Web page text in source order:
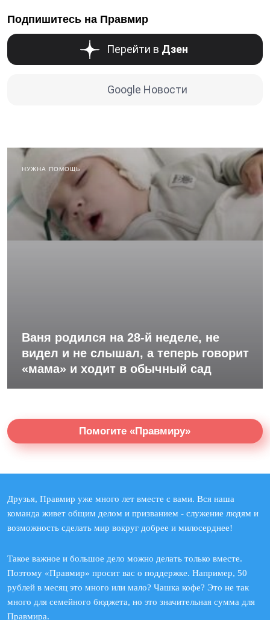
Подпишитесь на Правмир
Перейти в Дзен
Google Новости
НУЖНА ПОМОЩЬ
Ваня родился на 28-й неделе, не
видел и не слышал, а теперь говорит
«мама» и ходит в обычный сад
Помогите «Правмиру»
Друзья, Правмир уже много лет вместе с вами. Вся наша
команда живет общим делом и призванием - служение людям и
возможность сделать мир вокруг добрее и милосерднее!
Такое важное и большое дело можно делать только вместе.
Поэтому «Правмир» просит вас о поддержке. Например, 50
рублей в месяц это много или мало? Чашка кофе? Это не так
много для семейного бюджета, но это значительная сумма для
Правмира.